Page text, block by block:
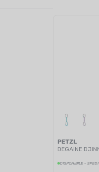
PETZL
DEGAINE
DISPONIBILE -